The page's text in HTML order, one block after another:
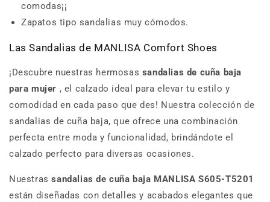
comodas¡¡
Zapatos tipo sandalias muy cómodos.
Las Sandalias de MANLISA Comfort Shoes
¡Descubre nuestras hermosas sandalias de cuña baja
para mujer , el calzado ideal para elevar tu estilo y
comodidad en cada paso que des! Nuestra colección de
sandalias de cuña baja, que ofrece una combinación
perfecta entre moda y funcionalidad, brindándote el
calzado perfecto para diversas ocasiones.
Nuestrassandalias de cuña baja MANLISA S605-T5201
están diseñadas con detalles y acabados elegantes que